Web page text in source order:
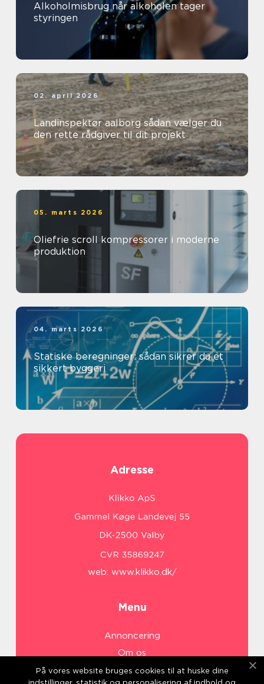
Alkoholmisbrug når alkoholen tager
styringen
02. april 2026
Landinspektør aalborg sådan vælger du
den rette rådgiver til dit projekt
05. marts 2026
Oliefrie scroll kompressorer i moderne
produktion
04. marts 2026
Statiske beregninger: sådan sikrer du et
sikkert byggeri
Adresse
web: www.klikko.dk/
Menu
Annoncering
Om os
Cookies
På vores website bruges cookies til at huske dine